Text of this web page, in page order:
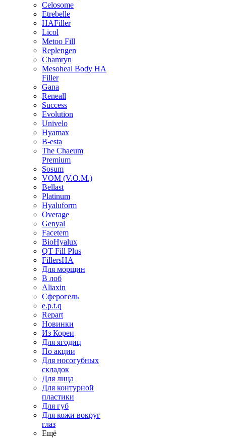
Celosome
Etrebelle
HAFiller
Licol
Metoo Fill
Replengen
Chamryn
Mesoheal Body HA
Filler
Gana
Reneall
Success
Evolution
Univelo
Hyamax
B-esta
The Chaeum
Premium
Sosum
VOM (V.O.M.)
Bellast
Platinum
Hyaluform
Overage
Genyal
Facetem
BioHyalux
QT Fill Plus
FillersHA
Для морщин
В лоб
Aliaxin
Сферогель
e.p.t.q
Repart
Новинки
Из Кореи
Для ягодиц
По акции
Для носогубных
складок
Для лица
Для контурной
пластики
Для губ
Для кожи вокруг
глаз
Ещё